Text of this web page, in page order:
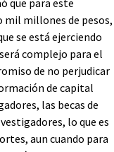
mil millones de pesos,
se está ejerciendo
complejo para el
de no perjudicar
de capital
las becas de
lo que es
aun cuando para